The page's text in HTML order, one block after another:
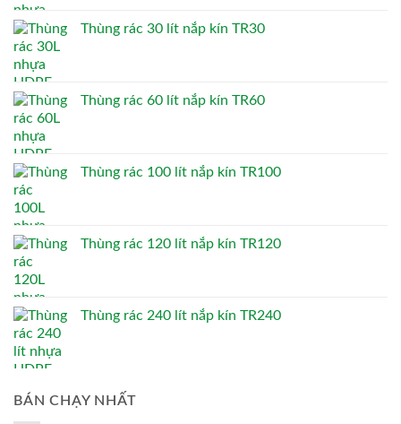
Thùng rác 30 lít nắp kín TR30
Thùng rác 60 lít nắp kín TR60
Thùng rác 100 lít nắp kín TR100
Thùng rác 120 lít nắp kín TR120
Thùng rác 240 lít nắp kín TR240
BÁN CHẠY NHẤT